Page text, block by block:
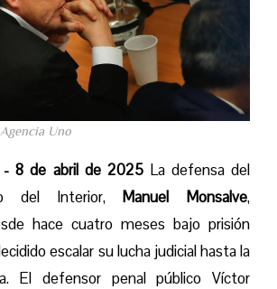
Uno
- 8 de abril de 2025La defensa del
del Interior, Manuel Monsalve,
hace cuatro meses bajo prisión
escalar su lucha judicial hasta la
El defensor penal público Víctor